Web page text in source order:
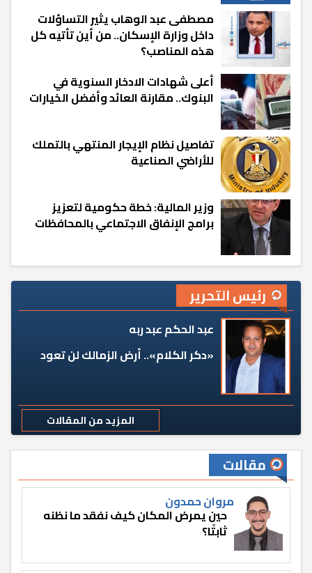
مصطفى عبد الوهاب يثير التساؤلات
داخل وزارة الإسكان.. من أين تأتيه كل
هذه المناصب؟
أعلى شهادات الادخار السنوية في
البنوك.. مقارنة العائد وأفضل الخيارات
تفاصيل نظام الإيجار المنتهي بالتملك
للأراضي الصناعية
وزير المالية: خطة حكومية لتعزيز
برامج الإنفاق الاجتماعي بالمحافظات
رئيس التحرير
عبد الحكم عبد ربه
«دكر الكلام».. أرض الزمالك لن تعود
المزيد من المقالات
مقالات
مروان حمدون
حين يمرض المكان كيف نفقد ما نظنه
ثابتًا؟